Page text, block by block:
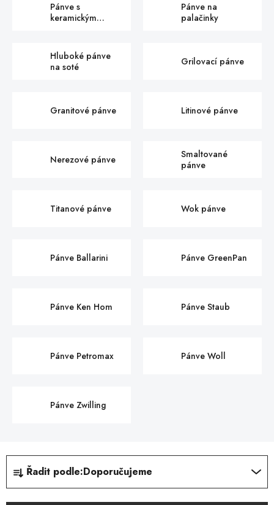
Pánve s
keramickým
Pánve na
palačinky
Hluboké pánve
na soté
Grilovací pánve
Granitové pánve Litinové pánve
Nerezové pánve
Smaltované
pánve
Titanové pánve Wok pánve
Pánve Ballarini Pánve GreenPan
Pánve Ken Hom Pánve Staub
Pánve Petromax Pánve Woll
Pánve Zwilling
Ř
z
Řadit podle:Doporučujeme